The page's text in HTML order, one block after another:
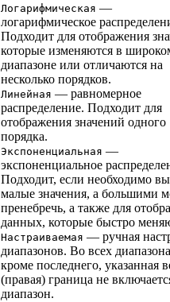
Логарифмическая —
логарифмическое
Подходит для отображения
которые изменяются в
диапазоне или отличаются на
несколько порядков.
Линейная — равномерное
распределение. Подходит для
отображения значений одного
порядка.
Экспоненциальная —
экспоненциальное
Подходит, если необходимо
малые значения, а большими
пренебречь, а также для
данных, которые быстро
Настраиваемая — ручная
диапазонов. Во всех
кроме последнего, указанная
(правая) граница не
диапазон.